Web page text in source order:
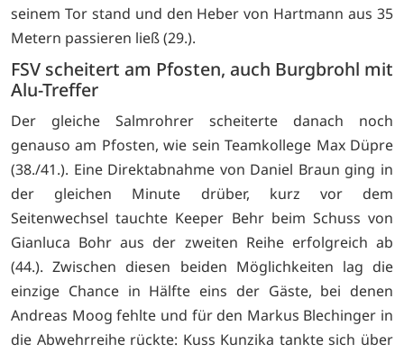
seinem Tor stand und den Heber von Hartmann aus 35
Metern passieren ließ (29.).
FSV scheitert am Pfosten, auch Burgbrohl mit
Alu-Treffer
Der gleiche Salmrohrer scheiterte danach noch
genauso am Pfosten, wie sein Teamkollege Max Düpre
(38./41.). Eine Direktabnahme von Daniel Braun ging in
der gleichen Minute drüber, kurz vor dem
Seitenwechsel tauchte Keeper Behr beim Schuss von
Gianluca Bohr aus der zweiten Reihe erfolgreich ab
(44.). Zwischen diesen beiden Möglichkeiten lag die
einzige Chance in Hälfte eins der Gäste, bei denen
Andreas Moog fehlte und für den Markus Blechinger in
die Abwehrreihe rückte: Kuss Kunzika tankte sich über